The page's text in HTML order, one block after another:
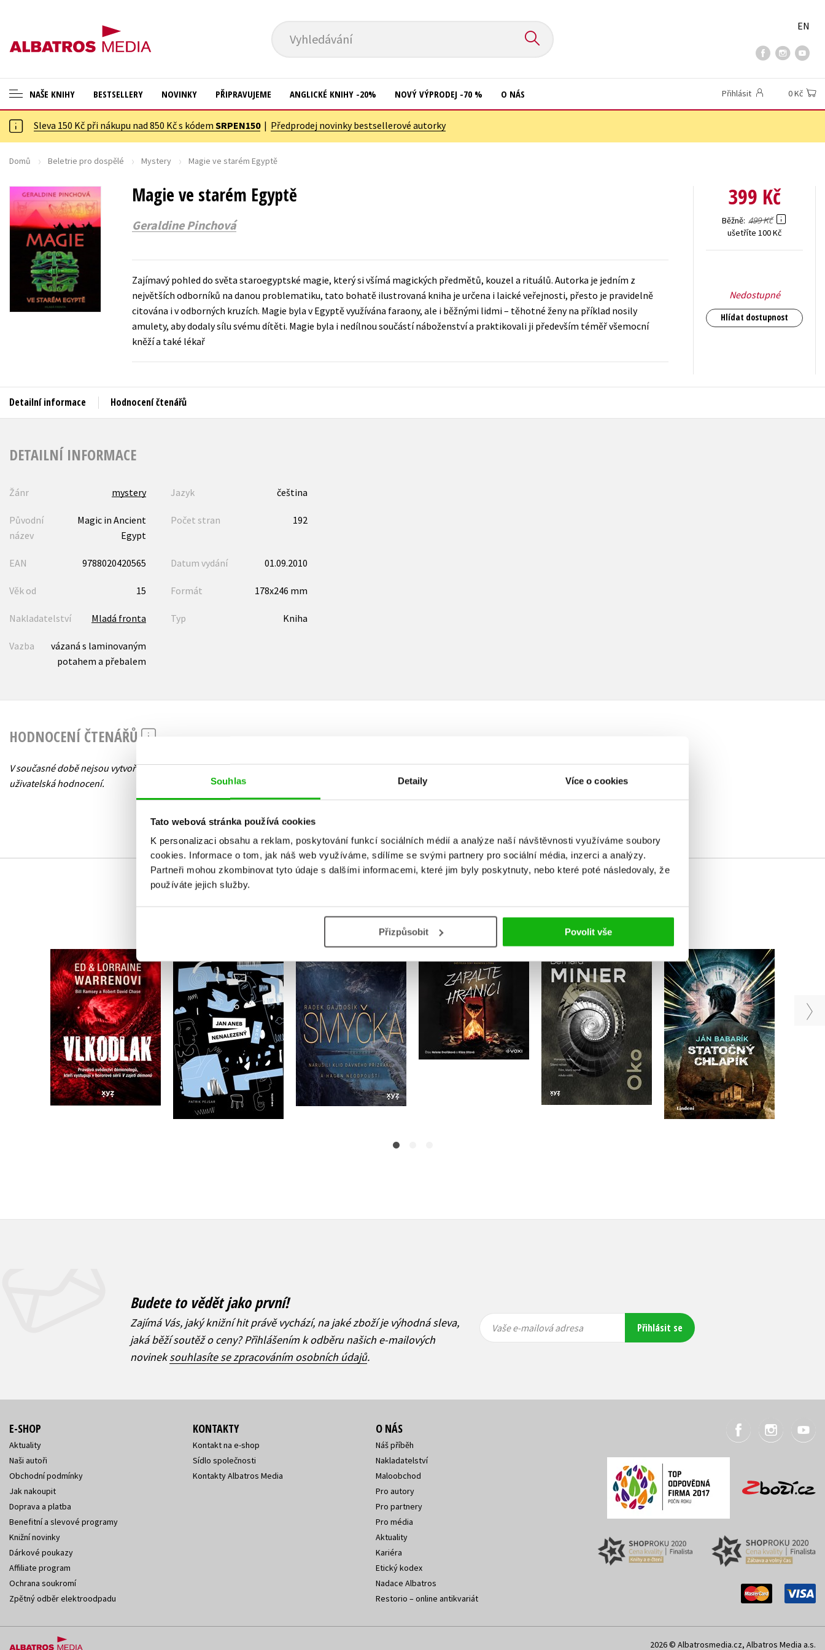
Souhlas Detaily Více o cookies
Tato webová stránka používá cookies
K personalizaci obsahu a reklam, poskytování funkcí sociálních médií a analýze naší návštěvnosti využíváme soubory
cookies. Informace o tom, jak náš web využíváme, sdílíme se svými partnery pro sociální média, inzerci a analýzy.
Partneři mohou zkombinovat tyto údaje s dalšími informacemi, které jim byly poskytnuty, nebo které poté následovaly, že
používáte jejich služby.
Přizpůsobit Povolit vše
Vyhledávání
EN
NAŠE KNIHY
ANGLICKÉ KNIHY -20 %
NOVÝ VÝPRODEJ -70 %
ASTERIX S DÁRKEM
🎁DÁRKOVÉ PUBLIKACE
✉️ DÁRKOVÉ POUKAZY
Auto - moto
Beletrie pro děti
Cestování
Dárkové publikace
Digitální fotografie
Esoterika a duchovní svět
Jazyky
Kariéra a osobní rozvoj
Populárně - naučná pro dospělé
Populárně - naučné pro děti
Předškoláci
Young adult (SK)
Zahraniční literatura
BESTSELLERY NOVINKY PŘIPRAVUJEME ANGLICKÉ KNIHY -20% NOVÝ VÝPRODEJ -70 % O NÁS Přihlásit 0 Kč
Sleva 150 Kč při nákupu nad 850 Kč s kódem SRPEN150| Předprodej novinky bestsellerové autorky
Domů Beletrie pro dospělé Mystery Magie ve starém Egyptě
Magie ve starém Egyptě
Geraldine Pinchová
Zajímavý pohled do světa staroegyptské magie, který si všímá magických předmětů, kouzel a rituálů. Autorka je jedním z
největších odborníků na danou problematiku, tato bohatě ilustrovaná kniha je určena i laické veřejnosti, přesto je pravidelně
citována i v odborných kruzích. Magie byla v Egyptě využívána faraony, ale i běžnými lidmi – těhotné ženy na příklad nosily
amulety, aby dodaly sílu svému dítěti. Magie byla i nedílnou součástí náboženství a praktikovali ji především téměř všemocní
kněží a také lékař
399 Kč
Běžně 499 Kč
ušetříte 100 Kč
Nedostupné
Hlídat dostupnost
Detailní informace Hodnocení čtenářů
DETAILNÍ INFORMACE
Žánr mystery Jazyk čeština
Původní
název
Magic in Ancient
Egypt
Počet stran 192
EAN 9788020420565 Datum vydání 01.09.2010
Věk od 15 Formát 178x246 mm
Nakladatelství Mladá fronta Typ Kniha
Vazba
vázaná s laminovaným
potahem a přebalem
HODNOCENÍ ČTENÁŘŮ
V současné době nejsou vytvořena žádná
uživatelská hodnocení.
Vlkodlak
Ed & Lorraine Warren
Do košíku
399 Kč
319 Kč
Jan aneb nenalezený
Patrik Pejsar
Do košíku
229 Kč
183 Kč
Smyčka
Radek Gajdošík
Do košíku
399 Kč
319 Kč
Zapalte hranici
(audiokniha na CD)
Jana Jašová
Oko
Bernard Minier
Do košíku
549 Kč
439 Kč
Statočný chlapík
(slovensky)
Ján Babarík
Do košíku
499 Kč
399 Kč
Budete to vědět jako první!
Zajímá Vás, jaký knižní hit právě vychází, na jaké zboží je výhodná sleva,
jaká běží soutěž o ceny? Přihlášením k odběru našich e-mailových
novineksouhlasíte se zpracováním osobních údajů.
mailová
mailová
Vaše e-mailová adresa Přihlásit se
E-SHOP
Aktuality
Naši autoři
Obchodní podmínky
Jak nakoupit
Doprava a platba
Benefitní a slevové programy
Knižní novinky
Dárkové poukazy
Affiliate program
Ochrana soukromí
Zpětný odběr elektroodpadu
KONTAKTY
Kontakt na e-shop
Sídlo společnosti
Kontakty Albatros Media
O NÁS
Náš příběh
Nakladatelství
Maloobchod
Pro autory
Pro partnery
Pro média
Aktuality
Kariéra
Etický kodex
Nadace Albatros
Restorio – online antikvariát
2026 © Albatrosmedia.cz, Albatros Media a.s.